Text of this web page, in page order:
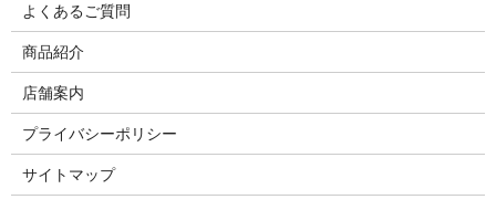
よくあるご質問
商品紹介
店舗案内
プライバシーポリシー
サイトマップ